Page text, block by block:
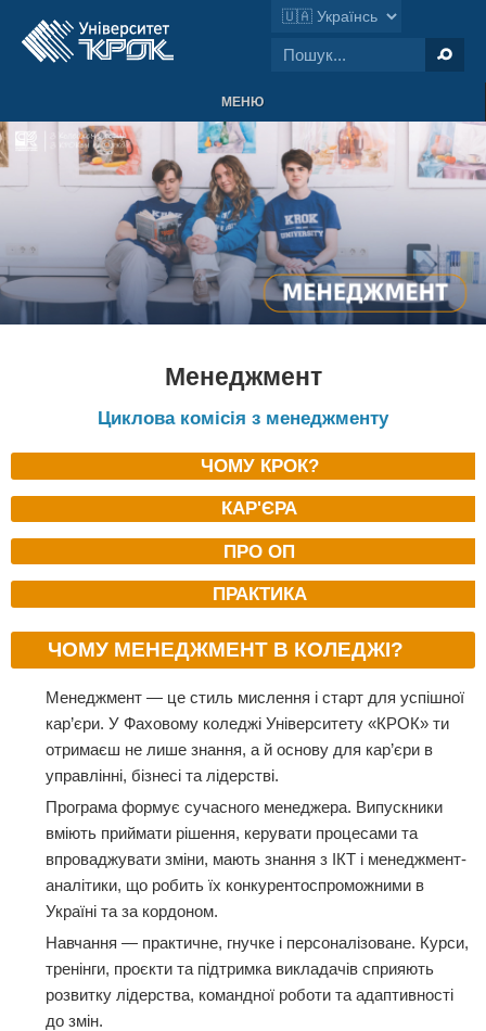
МЕНЮ
Менеджмент
Циклова комісія з менеджменту
ЧОМУ КРОК?
КАР'ЄРА
ПРО ОП
ПРАКТИКА
ЧОМУ МЕНЕДЖМЕНТ В КОЛЕДЖІ?
Менеджмент — це стиль мислення і старт для успішної
кар’єри. У Фаховому коледжі Університету «КРОК» ти
отримаєш не лише знання, а й основу для кар’єри в
управлінні, бізнесі та лідерстві.
Програма формує сучасного менеджера. Випускники
вміють приймати рішення, керувати процесами та
впроваджувати зміни, мають знання з ІКТ і менеджмент-
аналітики, що робить їх конкурентоспроможними в
Україні та за кордоном.
Навчання — практичне, гнучке і персоналізоване. Курси,
тренінги, проєкти та підтримка викладачів сприяють
розвитку лідерства, командної роботи та адаптивності
до змін.